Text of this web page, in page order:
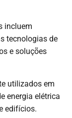
incluem
tecnologias de
e soluções
utilizados em
energia elétrica
edifícios.